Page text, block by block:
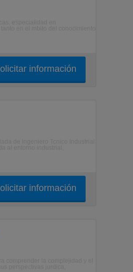
información
información